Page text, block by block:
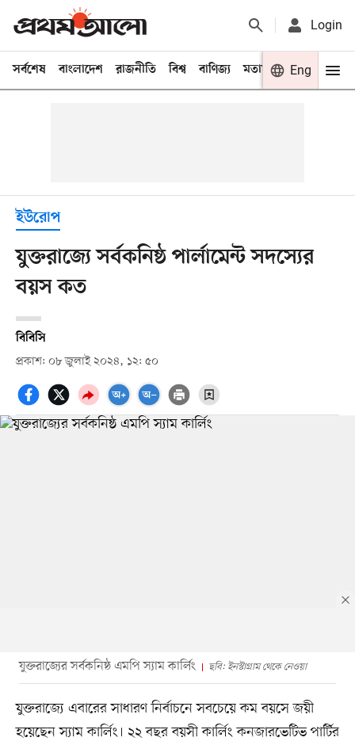
Login
সর্বশেষ বাংলাদেশ রাজনীতি বিশ্ব বাণিজ্য মতামত খেলা
Eng
ইউরোপ
যুক্তরাজ্যে সর্বকনিষ্ঠ পার্লামেন্ট সদস্যের
বয়স কত
বিবিসি
প্রকাশ: ০৮ জুলাই ২০২৪, ১২: ৫০
যুক্তরাজ্যের সর্বকনিষ্ঠ এমপি স্যাম কার্লিং ছবি: ইনস্টাগ্রাম থেকে নেওয়া
যুক্তরাজ্যে এবারের সাধারণ নির্বাচনে সবচেয়ে কম বয়সে জয়ী
হয়েছেন স্যাম কার্লিং। ২২ বছর বয়সী কার্লিং কনজারভেটিভ পার্টির